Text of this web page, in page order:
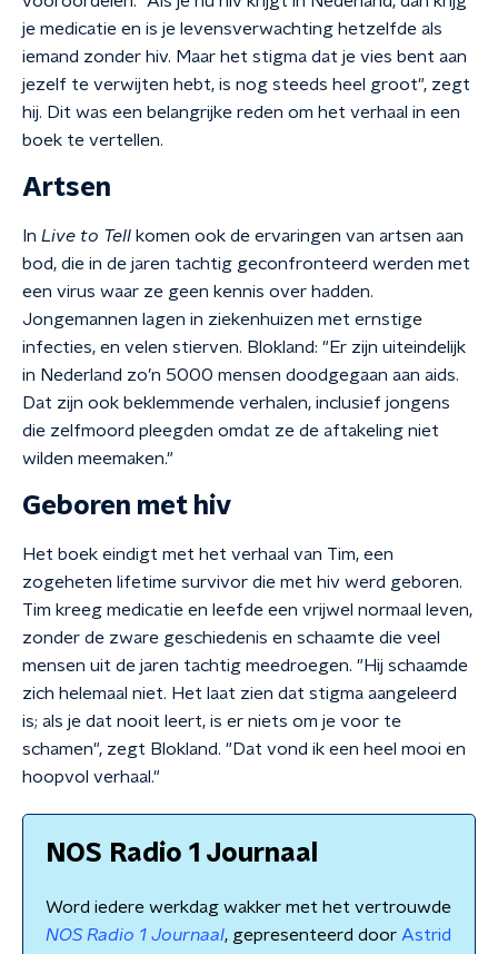
je medicatie en is je levensverwachting hetzelfde als
iemand zonder hiv. Maar het stigma dat je vies bent aan
jezelf te verwijten hebt, is nog steeds heel groot", zegt
hij. Dit was een belangrijke reden om het verhaal in een
boek te vertellen.
Artsen
In Live to Tell komen ook de ervaringen van artsen aan
bod, die in de jaren tachtig geconfronteerd werden met
een virus waar ze geen kennis over hadden.
Jongemannen lagen in ziekenhuizen met ernstige
infecties, en velen stierven. Blokland: "Er zijn uiteindelijk
in Nederland zo’n 5000 mensen doodgegaan aan aids.
Dat zijn ook beklemmende verhalen, inclusief jongens
die zelfmoord pleegden omdat ze de aftakeling niet
wilden meemaken."
Geboren met hiv
Het boek eindigt met het verhaal van Tim, een
zogeheten lifetime survivor die met hiv werd geboren.
Tim kreeg medicatie en leefde een vrijwel normaal leven,
zonder de zware geschiedenis en schaamte die veel
mensen uit de jaren tachtig meedroegen. "Hij schaamde
zich helemaal niet. Het laat zien dat stigma aangeleerd
is; als je dat nooit leert, is er niets om je voor te
schamen", zegt Blokland. "Dat vond ik een heel mooi en
hoopvol verhaal."
NOS Radio 1 Journaal
Word iedere werkdag wakker met het vertrouwde
NOS Radio 1 Journaal, gepresenteerd door Astrid